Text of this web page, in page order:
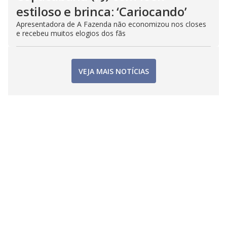
estiloso e brinca: ‘Cariocando’
Apresentadora de A Fazenda não economizou nos closes
e recebeu muitos elogios dos fãs
VEJA MAIS NOTÍCIAS